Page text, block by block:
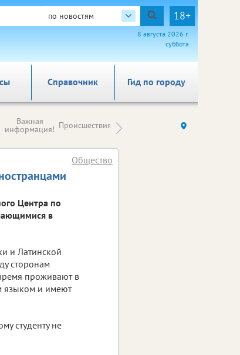
по новостям 18+
8 августа 2026 г.
суббота
Справочник Гид по городу
Важная
информация! Происшествия Здоровье компаний (на
Общество
Центра по
в
и Латинской
сторонам
проживают в
языком и имеют
студенту не